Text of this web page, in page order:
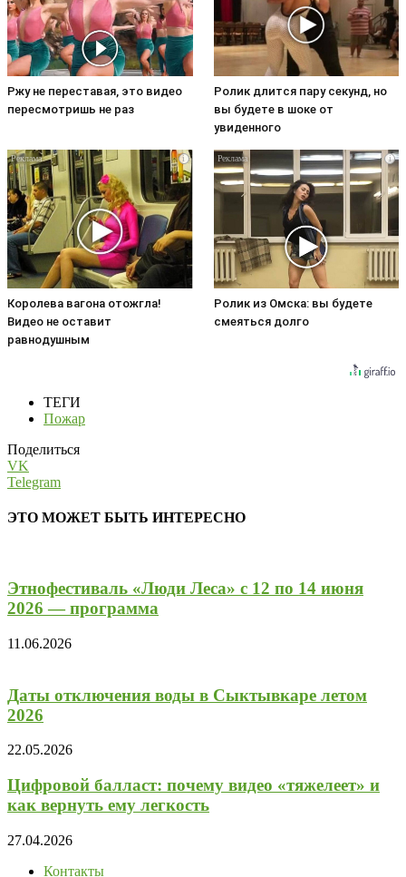
Ржу не переставая, это видео
пересмотришь не раз
Ролик длится пару секунд, но
вы будете в шоке от
увиденного
i
Королева вагона отожгла!
Видео не оставит
равнодушным
i
Ролик из Омска: вы будете
смеяться долго
ТЕГИ
Пожар
Поделиться
VK
Telegram
ЭТО МОЖЕТ БЫТЬ ИНТЕРЕСНО
Этнофестиваль «Люди Леса» с 12 по 14 июня
2026 — программа
11.06.2026
Даты отключения воды в Сыктывкаре летом
2026
22.05.2026
Цифровой балласт: почему видео «тяжелеет» и
как вернуть ему легкость
27.04.2026
Контакты